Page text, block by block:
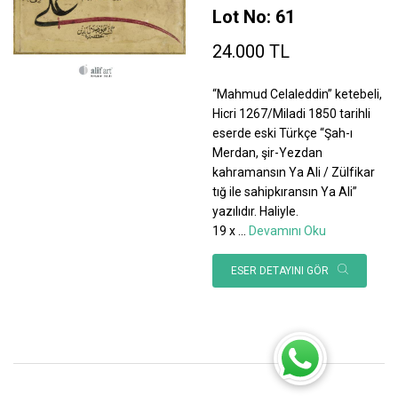
Lot No: 61
24.000 TL
“Mahmud Celaleddin” ketebeli,
Hicri 1267/Miladi 1850 tarihli
eserde eski Türkçe “Şah-ı
Merdan, şir-Yezdan
kahramansın Ya Ali / Zülfikar
tığ ile sahipkıransın Ya Ali”
yazılıdır. Haliyle.
19 x
Devamını Oku
ESER DETAYINI GÖR